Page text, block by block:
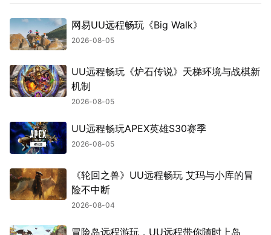
网易UU远程畅玩《Big Walk》
2026-08-05
UU远程畅玩《炉石传说》天梯环境与战棋新
机制
2026-08-05
UU远程畅玩APEX英雄S30赛季
2026-08-05
《轮回之兽》UU远程畅玩 艾玛与小库的冒
险不中断
2026-08-04
冒险岛远程游玩，UU远程带你随时上岛